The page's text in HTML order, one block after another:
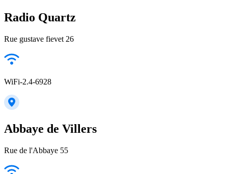
Radio Quartz
Rue gustave fievet 26
WiFi-2.4-6928
Abbaye de Villers
Rue de l'Abbaye 55